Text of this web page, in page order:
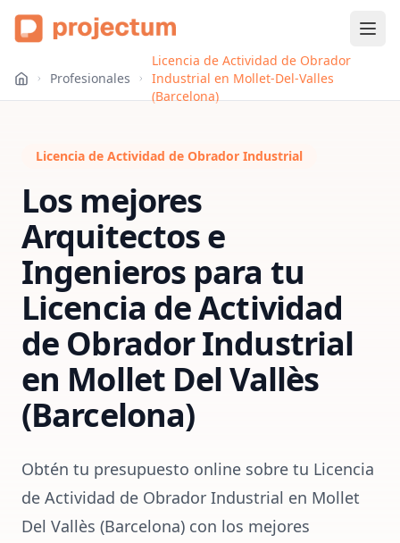
Profesionales
Licencia de Actividad de Obrador
Industrial en Mollet-Del-Valles
(Barcelona)
Licencia de Actividad de Obrador Industrial
Los mejores
Arquitectos e
Ingenieros para tu
Licencia de Actividad
de Obrador Industrial
en Mollet Del Vallès
(Barcelona)
Obtén tu presupuesto online sobre tu Licencia
de Actividad de Obrador Industrial en Mollet
Del Vallès (Barcelona) con los mejores